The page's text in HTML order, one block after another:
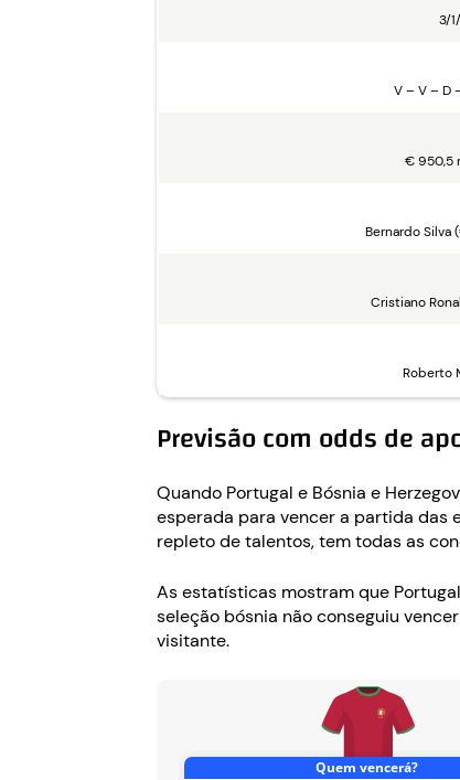
3/
V – V – D
€ 950,5
Bernardo Silva
Cristiano
Roberto
Previsão com odds de
Quando Portugal e Bósnia e
esperada para vencer a partida das
repleto de talentos, tem todas as
As estatísticas mostram que
seleção bósnia não conseguiu
visitante.